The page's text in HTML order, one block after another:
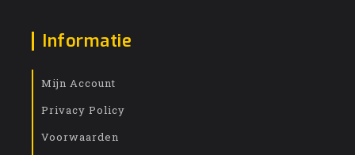
Informatie
Mijn Account
Privacy Policy
Voorwaarden